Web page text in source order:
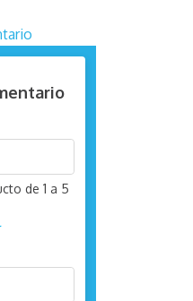
de 1 a 5